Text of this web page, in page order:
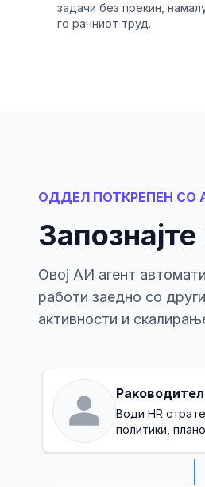
задачи без прекин,
го рачниот труд.
ОДДЕЛ ПОТКРЕПЕН СО
Овој АИ агент
работи заедно со
активности и
Раководител
Води HR
политики,